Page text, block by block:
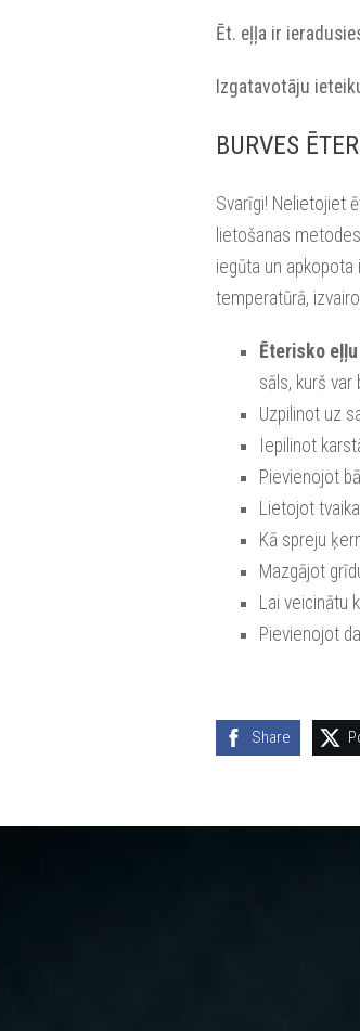
Ēt. eļļa ir
Izgatavotāju
BURVES
Svarīgi! Nelietojiet
lietošanas
iegūta un
temperatūrā,
Ēterisko
sāls, kurš var
Uzpilinot uz
Iepilinot
Pievienojot
Lietojot
Kā spreju
Mazgājot
Lai veicinātu
Pievienojot
Share